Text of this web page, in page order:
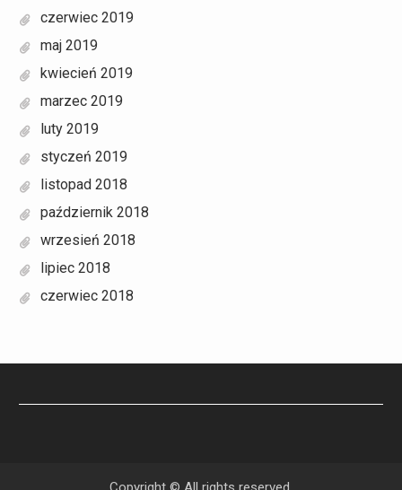
czerwiec 2019
maj 2019
kwiecień 2019
marzec 2019
luty 2019
styczeń 2019
listopad 2018
październik 2018
wrzesień 2018
lipiec 2018
czerwiec 2018